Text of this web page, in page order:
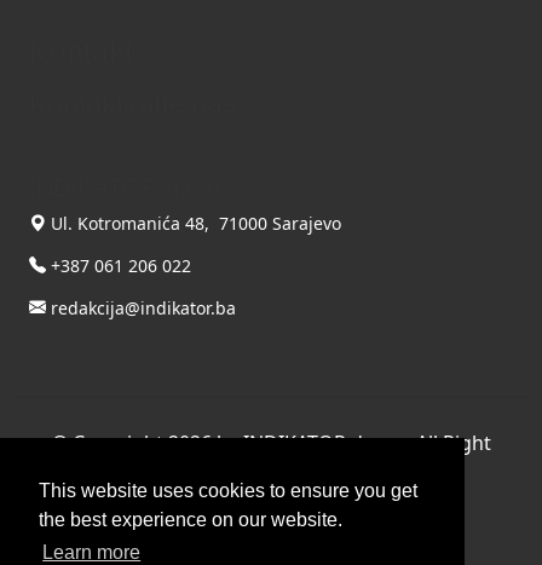
This website uses cookies to ensure you get
the best experience on our website.
Learn more
Ul. Kotromanića 48, 71000 Sarajevo
+387 061 206 022
redakcija@indikator.ba
©Copyright 2026 by INDIKATOR d.o.o., All Right
Terms Of Use|Privacy Statement
Powered by THYME SYSTEMS doo